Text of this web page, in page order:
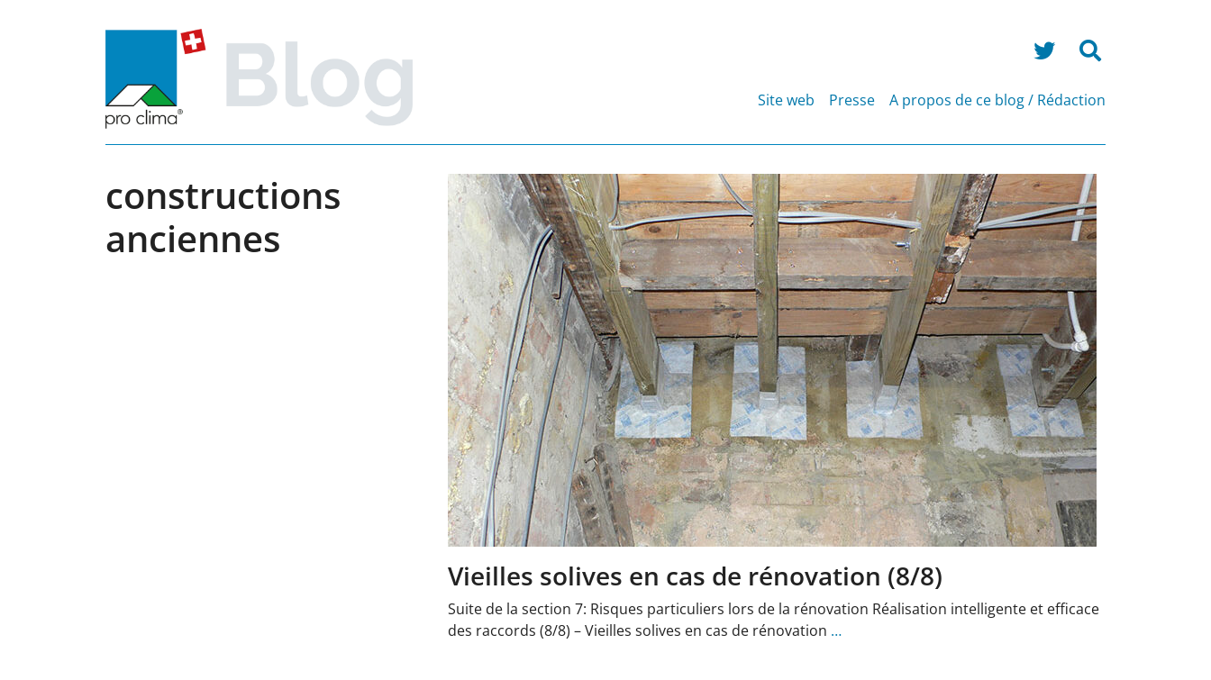
Search
for:
Site web
Presse A propos de ce blog / Rédaction
constructions
anciennes
Vieilles solives en cas de rénovation (8/8)
Suite de la section 7: Risques particuliers lors de la rénovation Réalisation intelligente et efficace
des raccords (8/8) – Vieilles solives en cas de rénovation …